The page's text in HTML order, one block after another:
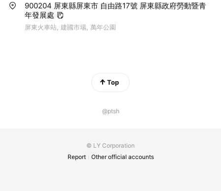
900204 屏東縣屏東市 自由路17號 屏東縣政府勞動暨青
年發展處
屏東火車站, 建國市場, 萬年公園
Top
@ptsh
© LY Corporation
Report
Other official accounts